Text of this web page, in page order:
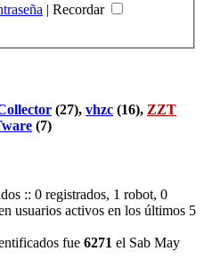
| Recordar
(27), vhzc (16), ZZT
(7)
:: 0 registrados, 1 robot, 0
usuarios activos en los últimos 5
fue 6271 el Sab May